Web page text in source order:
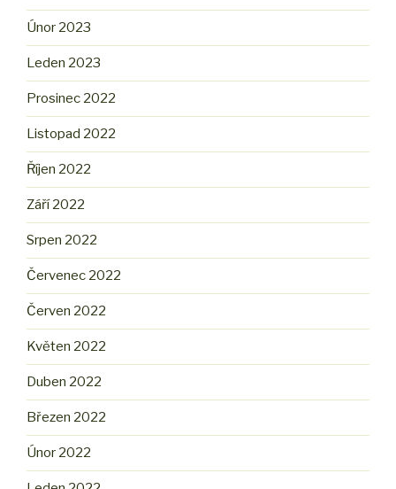
Únor 2023
Leden 2023
Prosinec 2022
Listopad 2022
Říjen 2022
Září 2022
Srpen 2022
Červenec 2022
Červen 2022
Květen 2022
Duben 2022
Březen 2022
Únor 2022